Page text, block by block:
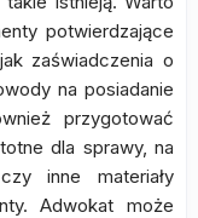
potwierdzające
zaświadczenia o
na posiadanie
przygotować
dla sprawy, na
inne materiały
Adwokat może